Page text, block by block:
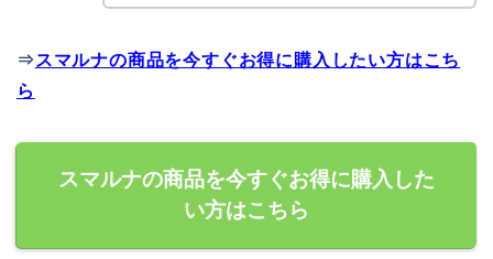
⇒ スマルナの商品を今すぐお得に購入したい方はこち
ら
スマルナの商品を今すぐお得に購入した
い方はこちら